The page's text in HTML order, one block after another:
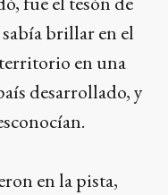
brillar en el
en una
desarrollado, y
en la pista,